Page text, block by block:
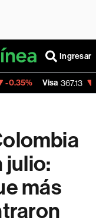
Ingresar
367.13 -0.38%
julio:
más